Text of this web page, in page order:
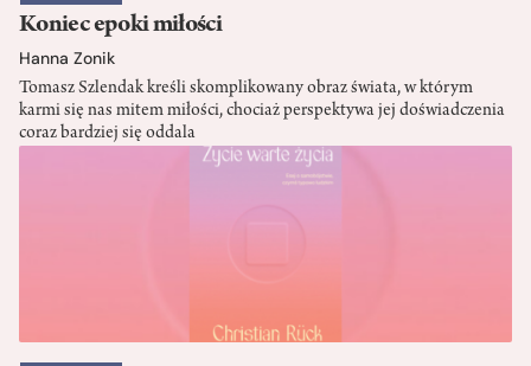
Koniec epoki miłości
Hanna Zonik
Tomasz Szlendak kreśli skomplikowany obraz świata, w którym
karmi się nas mitem miłości, chociaż perspektywa jej doświadczenia
coraz bardziej się oddala